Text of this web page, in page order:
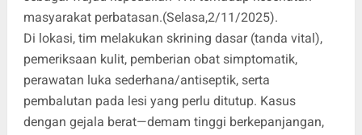
masyarakat perbatasan.(Selasa,2/11/2025).
Di lokasi, tim melakukan skrining dasar (tanda vital),
pemeriksaan kulit, pemberian obat simptomatik,
perawatan luka sederhana/antiseptik, serta
pembalutan pada lesi yang perlu ditutup. Kasus
dengan gejala berat—demam tinggi berkepanjangan,